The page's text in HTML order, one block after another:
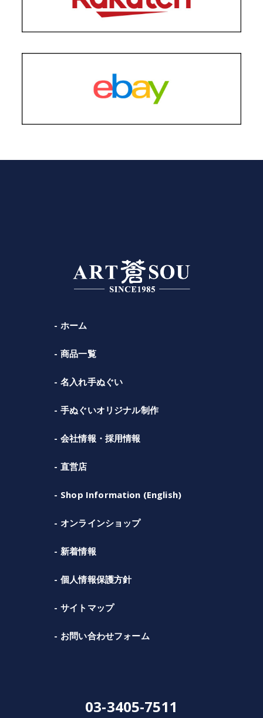
ホーム
商品一覧
名入れ手ぬぐい
手ぬぐいオリジナル制作
会社情報・採用情報
直営店
Shop Information (English)
オンラインショップ
新着情報
個人情報保護方針
サイトマップ
お問い合わせフォーム
03-3405-7511